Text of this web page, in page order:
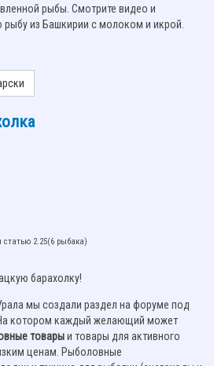
рыбы. Смотрите видео и
из Башкирии с молоком и икрой.
статью 2.25(6 рыбака)
барахолку!
мы создали раздел на форуме под
котором каждый желающий может
товарыи товары для активного
ценам. Рыболовные